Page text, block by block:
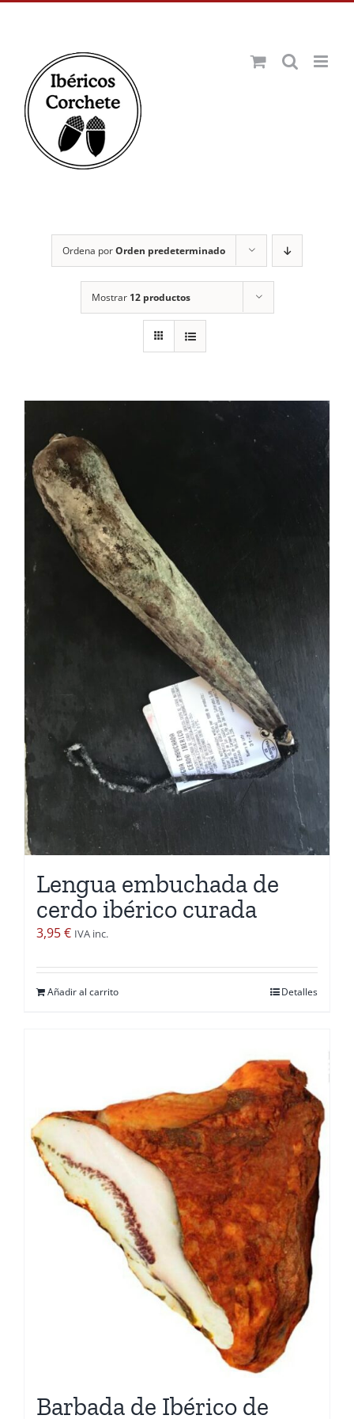
contenido
Ordena porOrden predeterminado
Mostrar 12 productos
Lengua embuchada de
cerdo ibérico curada
3,95€ IVA inc.
Añadir al carrito Detalles
Barbada de Ibérico de